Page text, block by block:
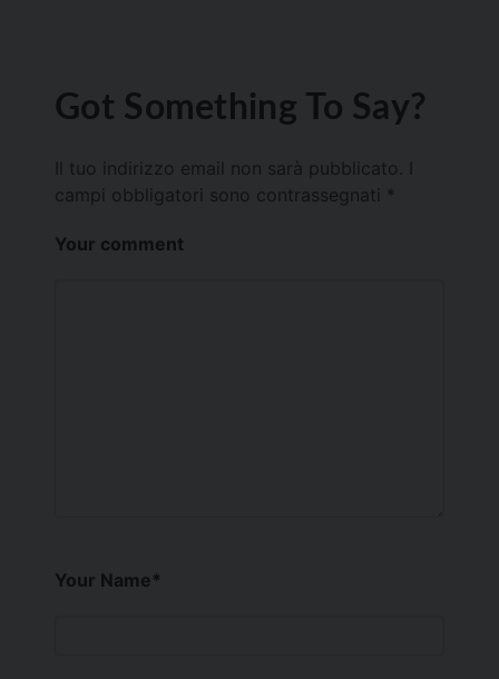
Got Something To Say?
Il tuo indirizzo email non sarà pubblicato.
campi obbligatori sono contrassegnati *
Your comment
Your Name*